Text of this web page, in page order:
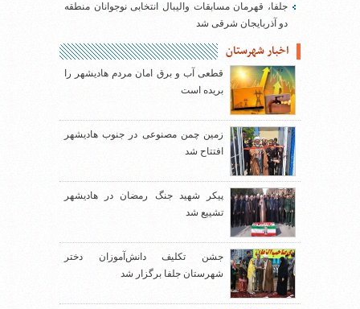
جلفا، قهرمان مسابقات والیبال انتخابی نوجوانان منطقه
دو آذربایجان شرقی شد
اخبار شهرستان
قطعی آب و برق امان مردم هادیشهر را
بریده است
زمین چمن مصنوعی در جنوب هادیشهر
افتتاح شد
پیکر شهید جنگ رمضان در هادیشهر
تشییع شد
جشن تکلیف دانش‌آموزان دختر
شهرستان جلفا برگزار شد